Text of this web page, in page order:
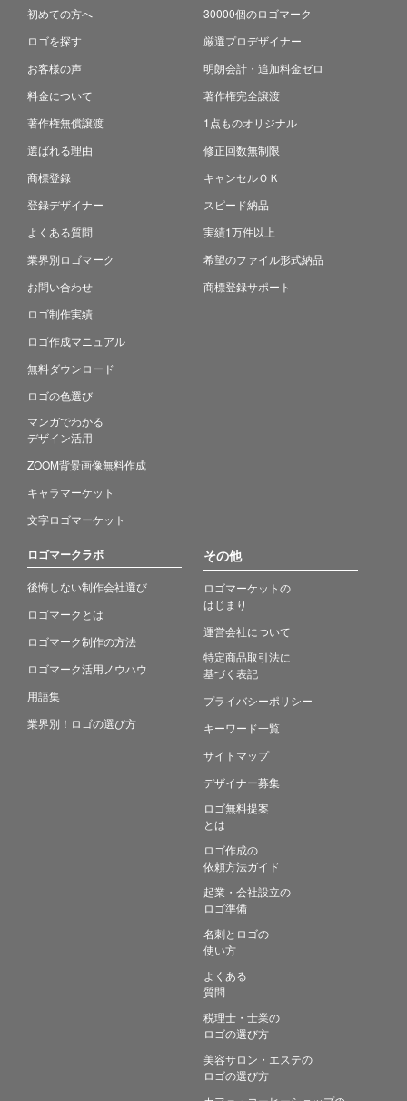
初めての方へ
ロゴを探す
お客様の声
料金について
著作権無償譲渡
選ばれる理由
商標登録
登録デザイナー
よくある質問
業界別ロゴマーク
お問い合わせ
ロゴ制作実績
ロゴ作成マニュアル
無料ダウンロード
ロゴの色選び
マンガでわかる
デザイン活用
ZOOM背景画像無料作成
キャラマーケット
文字ロゴマーケット
30000個のロゴマーク
厳選プロデザイナー
明朗会計・追加料金ゼロ
著作権完全譲渡
1点ものオリジナル
修正回数無制限
キャンセルＯＫ
スピード納品
実績1万件以上
希望のファイル形式納品
商標登録サポート
ロゴマークラボ
後悔しない制作会社選び
ロゴマークとは
ロゴマーク制作の方法
ロゴマーク活用ノウハウ
用語集
業界別！ロゴの選び方
その他
ロゴマーケットの
はじまり
運営会社について
特定商品取引法に
基づく表記
プライバシーポリシー
キーワード一覧
サイトマップ
デザイナー募集
ロゴ無料提案
とは
ロゴ作成の
依頼方法ガイド
起業・会社設立の
ロゴ準備
名刺とロゴの
使い方
よくある
質問
税理士・士業の
ロゴの選び方
美容サロン・エステの
ロゴの選び方